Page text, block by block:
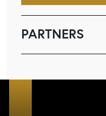
PARTNERS